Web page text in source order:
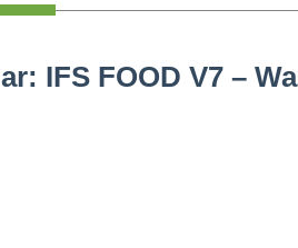
IFS FOOD V7 –